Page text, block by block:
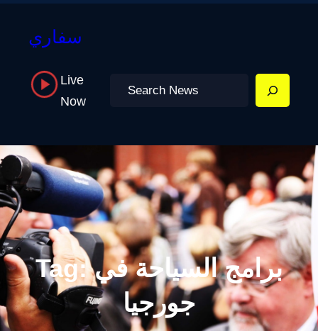
سفاري
Live
Now
Search
Tag:برامج السياحة في
جورجيا